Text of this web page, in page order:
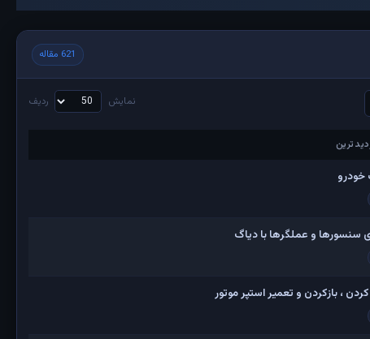
621 مقاله
نمایش ردیف
سنسورها و عملگرها با دیاگ
، بازکردن و تعمیر استپر موتور